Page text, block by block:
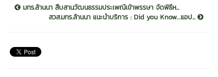
มทร.ล้านนา สืบสานวัฒนธรรมประเพณีเข้าพรรษา จัดพิธีห...
สวส.มทร.ล้านนา แนะนำบริการ : Did you Know…แอป...